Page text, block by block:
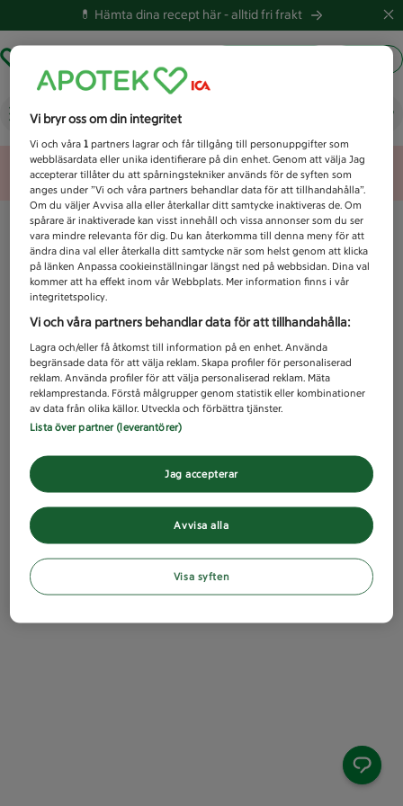
💊 Hämta dina recept här -alltid fri frakt
Vad letar du efter idag?
Unknown error
Vi bryr oss om din integritet
Vi och våra1 partners lagrar och får tillgång till personuppgifter som
webbläsardata eller unika identifierare på din enhet. Genom att välja Jag
accepterar tillåter du att spårningstekniker används för de syften som
anges under ”Vi och våra partners behandlar data för att tillhandahålla”.
Om du väljer Avvisa alla eller återkallar ditt samtycke inaktiveras de. Om
spårare är inaktiverade kan visst innehåll och vissa annonser som du ser
vara mindre relevanta för dig. Du kan återkomma till denna meny för att
ändra dina val eller återkalla ditt samtycke när som helst genom att klicka
på länken Anpassa cookieinställningar längst ned på webbsidan. Dina val
kommer att ha effekt inom vår Webbplats. Mer information finns i vår
integritetspolicy.
Vi och våra partners behandlar data för att tillhandahålla:
Lagra och/eller få åtkomst till information på en enhet. Använda
begränsade data för att välja reklam. Skapa profiler för personaliserad
reklam. Använda profiler för att välja personaliserad reklam. Mäta
reklamprestanda. Förstå målgrupper genom statistik eller kombinationer
av data från olika källor. Utveckla och förbättra tjänster.
Lista över partner (leverantörer)
Avvisa alla
Jag accepterar
Visa syften